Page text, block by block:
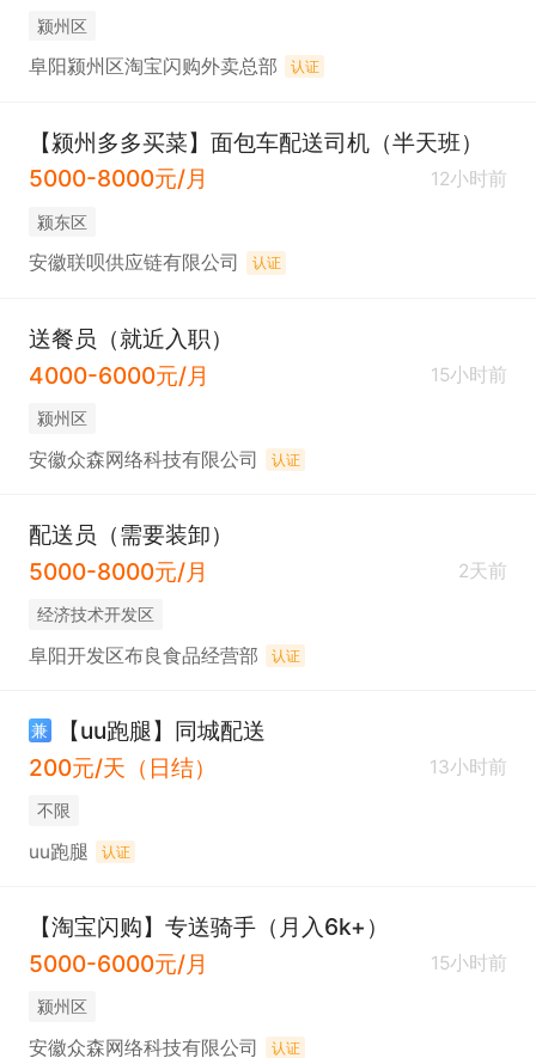
颍州区
阜阳颍州区淘宝闪购外卖总部 认证
【颍州多多买菜】面包车配送司机（半天班）
5000-8000元/月
12小时前
颍东区
安徽联呗供应链有限公司 认证
送餐员（就近入职）
4000-6000元/月
15小时前
颍州区
安徽众森网络科技有限公司 认证
配送员（需要装卸）
5000-8000元/月
2天前
经济技术开发区
阜阳开发区布良食品经营部 认证
兼
【uu跑腿】同城配送
200元/天（日结）
13小时前
不限
uu跑腿 认证
【淘宝闪购】专送骑手（月入6k+）
5000-6000元/月
15小时前
颍州区
安徽众森网络科技有限公司 认证